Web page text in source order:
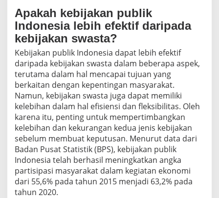
Apakah kebijakan publik
Indonesia lebih efektif daripada
kebijakan swasta?
Kebijakan publik Indonesia dapat lebih efektif
daripada kebijakan swasta dalam beberapa aspek,
terutama dalam hal mencapai tujuan yang
berkaitan dengan kepentingan masyarakat.
Namun, kebijakan swasta juga dapat memiliki
kelebihan dalam hal efisiensi dan fleksibilitas. Oleh
karena itu, penting untuk mempertimbangkan
kelebihan dan kekurangan kedua jenis kebijakan
sebelum membuat keputusan. Menurut data dari
Badan Pusat Statistik (BPS), kebijakan publik
Indonesia telah berhasil meningkatkan angka
partisipasi masyarakat dalam kegiatan ekonomi
dari 55,6% pada tahun 2015 menjadi 63,2% pada
tahun 2020.